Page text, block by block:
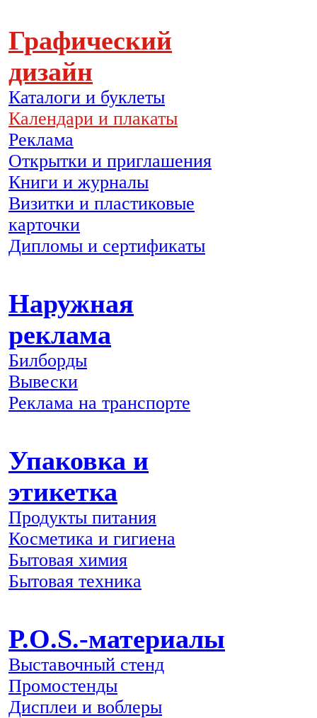
Графический
дизайн
Каталоги и буклеты
Календари и плакаты
Реклама
Открытки и приглашения
Книги и журналы
Визитки и пластиковые
карточки
Дипломы и сертификаты
Наружная
реклама
Билборды
Вывески
Реклама на транспорте
Упаковка и
этикетка
Продукты питания
Косметика и гигиена
Бытовая химия
Бытовая техника
P.O.S.-материалы
Выставочный стенд
Промостенды
Дисплеи и воблеры